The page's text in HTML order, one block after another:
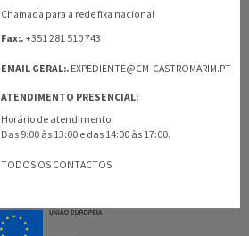
Chamada para a rede fixa nacional
Fax:.+351 281 510 743
EMAIL GERAL:. EXPEDIENTE@CM-CASTROMARIM.PT
ATENDIMENTO PRESENCIAL:
Horário de atendimento
Das 9:00 às 13:00 e das 14:00 às 17:00.
TODOS OS CONTACTOS